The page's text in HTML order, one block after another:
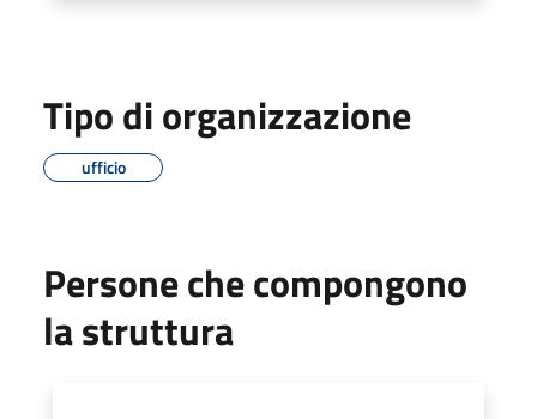
Tipo di organizzazione
ufficio
Persone che compongono
la struttura